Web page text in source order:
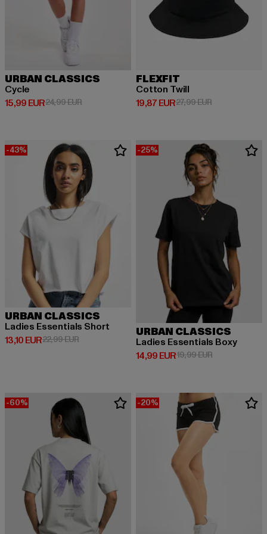
URBAN CLASSICS
Cycle
15,99 EUR
Derzeitiger Preis: 15,99 EUR
24,99 EURAktionspreis: 24,99 EUR
FLEXFIT
Cotton Twill
19,87 EUR
Derzeitiger Preis: 19,87 EUR
27,99 EURAktionspreis:
-43%
URBAN CLASSICS
Ladies Essentials Short
13,10 EUR
Derzeitiger Preis: 13,10 EUR
22,99 EURAktionspreis: 22,99 EUR
-25%
URBAN CLASSICS
Ladies Essentials Boxy
14,99 EUR
Derzeitiger Preis: 14,99 EUR
19,99 EURAktionspreis:
-60% -20%